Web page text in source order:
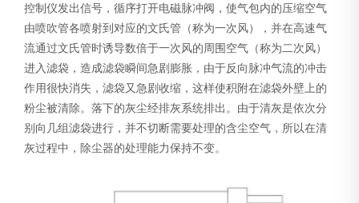
控制仪发出信号，循序打开电磁脉冲阀，使气包内的压缩空气
由喷吹管各喷射到对应的文氏管（称为一次风），并在高速气
流通过文氏管时诱导数倍于一次风的周围空气（称为二次风）
进入滤袋，造成滤袋瞬间急剧膨胀，由于反向脉冲气流的冲击
作用很快消失，滤袋又急剧收缩，这样使积附在滤袋外壁上的
粉尘被清除。落下的灰尘经排灰系统排出。由于清灰是依次分
别向几组滤袋进行，并不切断需要处理的含尘空气，所以在清
灰过程中，除尘器的处理能力保持不变。